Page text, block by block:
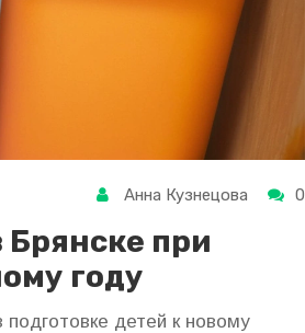
Анна Кузнецова 0
при
году
детей к новому